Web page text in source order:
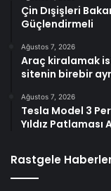
Çin Dışişleri
Güçlendirmeli
Ağustos 7, 2026
Araç kiralamak
sitenin birebir
Ağustos 7, 2026
Tesla Model 3
Yıldız Patlaması
Rastgele